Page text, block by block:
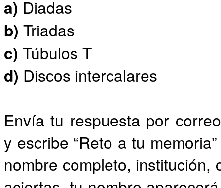
a) Diadas
b) Triadas
c) Túbulos T
d) Discos intercalares
Envía tu respuesta por
y escribe “Reto a tu
nombre completo, institución,